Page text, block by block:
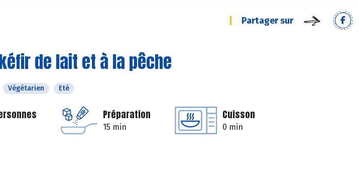
Partager sur
de lait et à la pêche
Végétarien Eté
Préparation
15 min
Cuisson
0 min